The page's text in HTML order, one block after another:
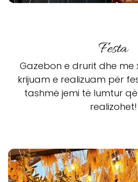
Festa
Gazebon e drurit dhe me
krijuam e realizuam për
tashmë jemi të lumtur
realizohet!